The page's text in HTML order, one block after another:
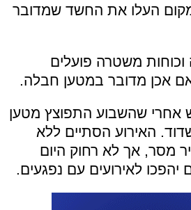
העלו את החשד שמדובר
וכוחות משטרה פועלים
אכן מדובר במטען חבלה.
אחרי שהשבוע התפוצץ מטען
האירוע הסתיים ללא
מסר, אך לא רחוק היום
לאירועים עם נפגעים.